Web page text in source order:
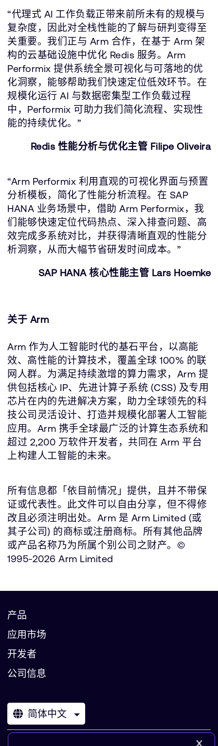
“代理式 AI 工作负载正带来前所未有的规模与
复杂度，因此对全栈性能的了解与研判变得至
关重要。我们正与 Arm 合作，在基于 Arm 架
构的云基础设施中优化 Redis 服务。Arm
Performix 提供系统全景可视化与可落地的优
化洞察，能够帮助我们快速定位低效环节。在
规模化运行 AI 与数据密集型工作负载过程
中，Performix 可助力我们简化流程、实现性
能的持续优化。”
Redis 性能分析与优化主管 Filipe Oliveira
“Arm Performix 利用直观的可视化界面与预置
分析模板，简化了性能分析流程。在 SAP
HANA 业务场景中，借助 Arm Performix，我
们能够快速定位代码热点、深入排查问题、高
效完成多系统对比，并获得清晰直观的性能分
析洞察，从而大幅节省研发时间成本。”
SAP HANA 核心性能主管 Lars Hoemke
关于 Arm
Arm 作为人工智能时代的基石平台，以高能
效、高性能的计算技术，覆盖全球 100% 的联
网人群。为满足持续激增的算力需求，Arm 提
供包括核心 IP、先进计算子系统 (CSS) 及专用
芯片在内的先进解决方案，助力全球领先的科
技公司灵活设计、打造并规模化部署人工智能
应用。Arm 携手全球最广泛的计算生态系统和
超过 2,200 万软件开发者，共同在 Arm 平台
上构建人工智能的未来。
所有信息都「依目前情况」提供，且并不带保
证或代表性。此文件可以自由分享，但不得修
改且必须注明出处。Arm 是 Arm Limited (或
其子公司) 的商标或注册商标。所有其他品牌
或产品名称乃为所属个别公司之财产。©
1995-2026 Arm Limited
产品
应用市场
开发者
公司信息
简体中文